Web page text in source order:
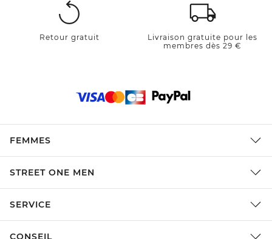
Retour gratuit
Livraison gratuite pour les
membres dès 29 €
FEMMES
STREET ONE MEN
SERVICE
CONSEIL